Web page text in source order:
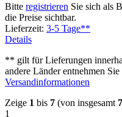
Bitte registrieren Sie sich als
die Preise sichtbar.
Lieferzeit: 3-5 Tage**
Details
** gilt für Lieferungen
andere Länder entnehmen
Versandinformationen
Zeige 1 bis 7 (von insgesamt 7
1